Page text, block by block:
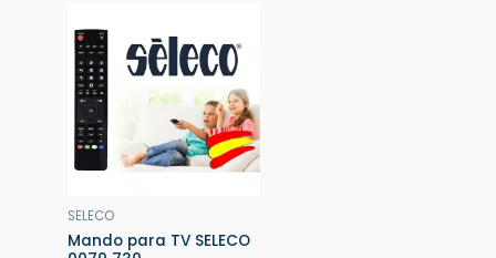
SELECO
Mando para TV SELECO